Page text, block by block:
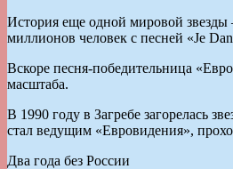
История еще одной мировой звезды
миллионов человек с песней «Je
Вскоре песня-победительница
масштаба.
В 1990 году в Загребе загорелась
стал ведущим «Евровидения»,
Два года без России